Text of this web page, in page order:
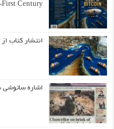
Century
انتشار کتاب
اشاره ساتوشی